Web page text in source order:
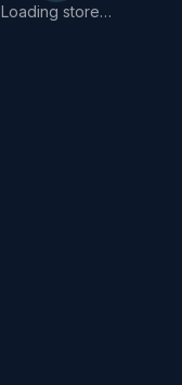
Loading store…